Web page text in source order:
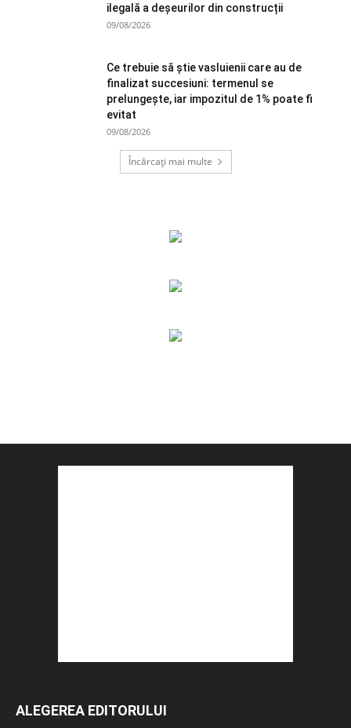
ilegală a deșeurilor din construcții
09/08/2026
Ce trebuie să știe vasluienii care au de
finalizat succesiuni: termenul se
prelungește, iar impozitul de 1% poate fi
evitat
09/08/2026
Încărcați mai multe
ALEGEREA EDITORULUI